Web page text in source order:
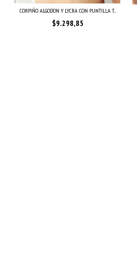
CORPIÑO ALGODON Y LYCRA CON PUNTILLA T....
$9.298,85